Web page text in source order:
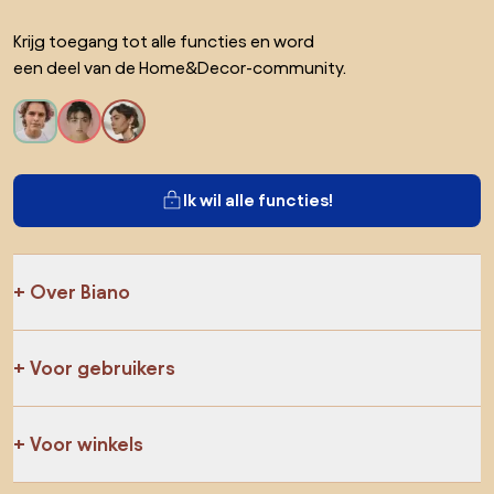
Krijg toegang tot alle functies en word
een deel van de Home&Decor-community.
Ik wil alle functies!
Over Biano
Voor gebruikers
Voor winkels